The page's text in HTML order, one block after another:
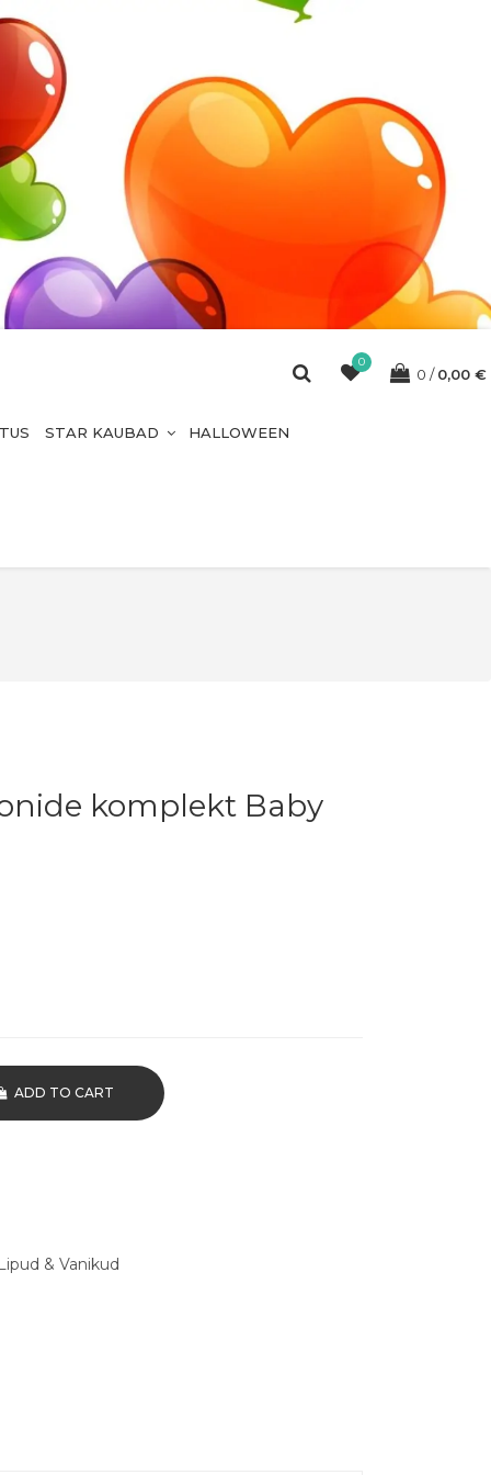
0
0 0,00 €
STAR KAUBAD HALLOWEEN
komplekt Baby
ADD TO CART
& Vanikud